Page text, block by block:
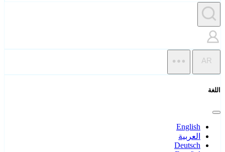
AR
اللغة
English
العربية
Deutsch